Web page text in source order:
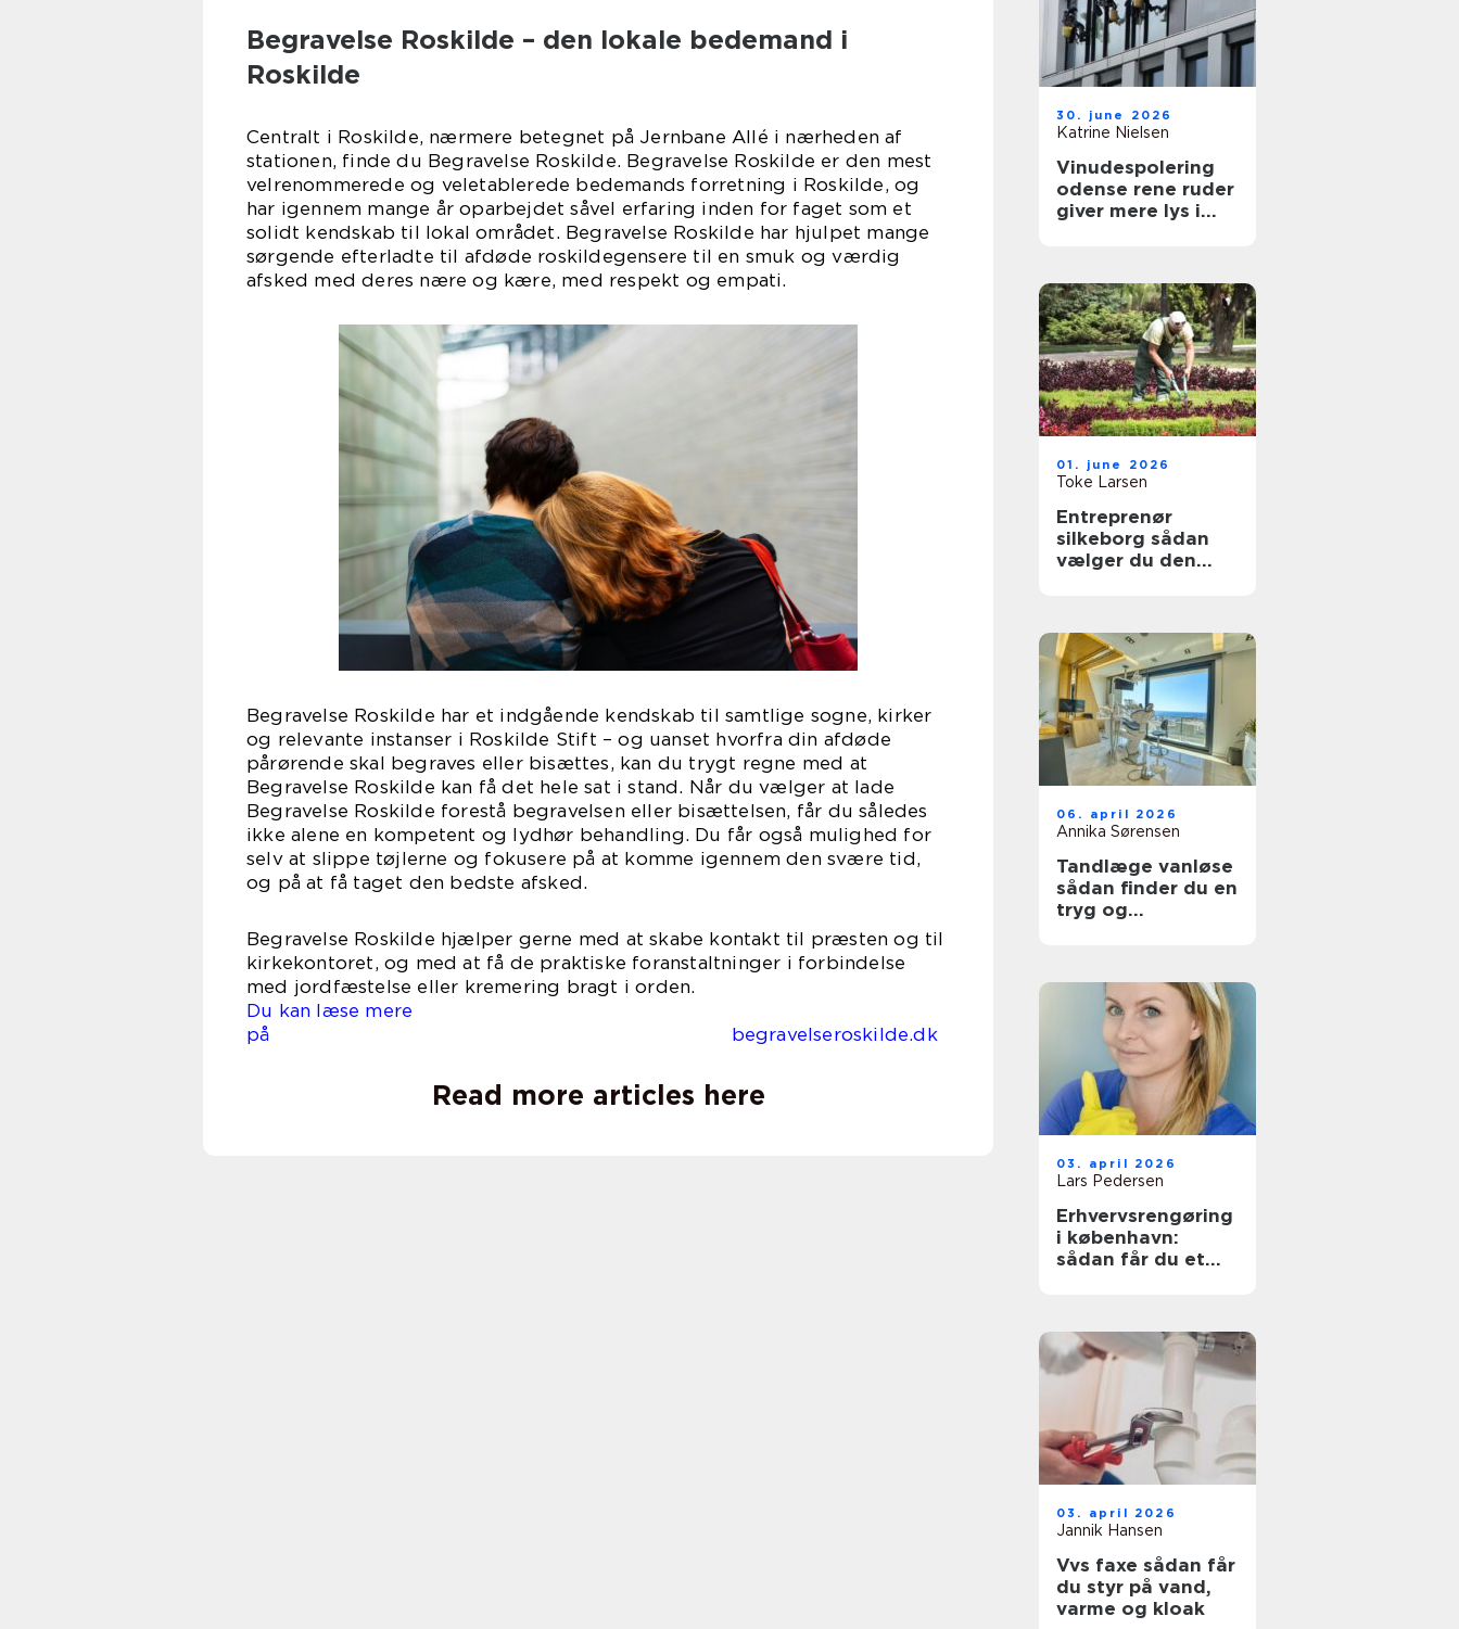
Begravelse Roskilde – den lokale bedemand i
Roskilde
Centralt i Roskilde, nærmere betegnet på Jernbane Allé i nærheden af
stationen, finde du Begravelse Roskilde. Begravelse Roskilde er den mest
velrenommerede og veletablerede bedemands forretning i Roskilde, og
har igennem mange år oparbejdet såvel erfaring inden for faget som et
solidt kendskab til lokal området. Begravelse Roskilde har hjulpet mange
sørgende efterladte til afdøde roskildegensere til en smuk og værdig
afsked med deres nære og kære, med respekt og empati.
Begravelse Roskilde har et indgående kendskab til samtlige sogne, kirker
og relevante instanser i Roskilde Stift – og uanset hvorfra din afdøde
pårørende skal begraves eller bisættes, kan du trygt regne med at
Begravelse Roskilde kan få det hele sat i stand. Når du vælger at lade
Begravelse Roskilde forestå begravelsen eller bisættelsen, får du således
ikke alene en kompetent og lydhør behandling. Du får også mulighed for
selv at slippe tøjlerne og fokusere på at komme igennem den svære tid,
og på at få taget den bedste afsked.
Begravelse Roskilde hjælper gerne med at skabe kontakt til præsten og til
kirkekontoret, og med at få de praktiske foranstaltninger i forbindelse
med jordfæstelse eller kremering bragt i orden.
Du kan læse mere
på begravelseroskilde.dk
Read more articles here
30. june 2026
Katrine Nielsen
Vinudespolering
odense rene ruder
giver mere lys i
01. june 2026
Toke Larsen
Entreprenør
silkeborg sådan
vælger du den
06. april 2026
Annika Sørensen
Tandlæge vanløse
sådan finder du en
tryg og
03. april 2026
Lars Pedersen
Erhvervsrengøring
i københavn:
sådan får du et
03. april 2026
Jannik Hansen
Vvs faxe sådan får
du styr på vand,
varme og kloak